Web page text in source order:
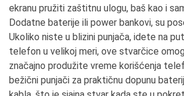
ekranu pružiti zaštitnu ulogu, baš kao i
Dodatne baterije ili power bankovi, su
Ukoliko niste u blizini punjača, idete na
telefon u velikoj meri, ove stvarčice
značajno produžite vreme korišćenja
bežični punjači za praktičnu dopunu